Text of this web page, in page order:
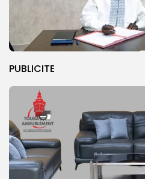
PUBLICITE